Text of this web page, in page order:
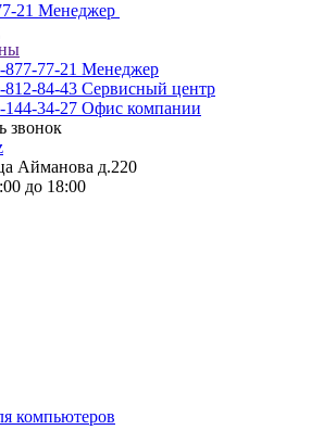
21 Менеджер
77-21 Менеджер
812-84-43 Сервисный центр
144-34-27 Офис компании
звонок
Айманова д.220
до 18:00
компьютеров